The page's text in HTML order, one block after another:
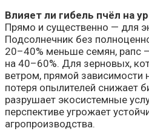
Влияет ли гибель пчёл на
Прямо и существенно — для
Подсолнечник без
20–40% меньше семян, рапс
на 40–60%. Для зерновых,
ветром, прямой зависимости
потеря опылителей снижает
разрушает экосистемные
перспективе угрожает
агропроизводства.